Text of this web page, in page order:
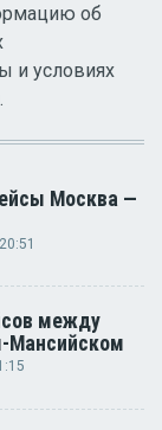
об
и условиях
Москва —
между
Мансийском